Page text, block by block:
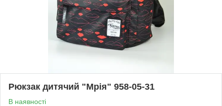
Рюкзак дитячий "Мрія" 958-05-31
В наявності